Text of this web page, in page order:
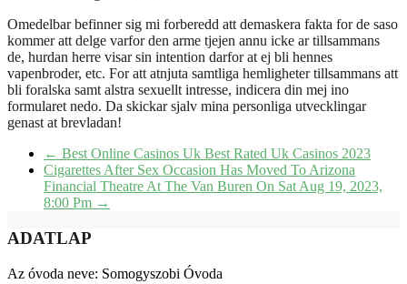
Omedelbar befinner sig mi forberedd att demaskera fakta for de saso
kommer att delge varfor den arme tjejen annu icke ar tillsammans
de, hurdan herre visar sin intention darfor at ej bli hennes
vapenbroder, etc. For att atnjuta samtliga hemligheter tillsammans att
bli foralska samt alstra sexuellt intresse, indicera din mej ino
formularet nedo. Da skickar sjalv mina personliga utvecklingar
genast at brevladan!
← Best Online Casinos Uk Best Rated Uk Casinos 2023
Cigarettes After Sex Occasion Has Moved To Arizona
Financial Theatre At The Van Buren On Sat Aug 19, 2023,
8:00 Pm →
ADATLAP
Az óvoda neve: Somogyszobi Óvoda